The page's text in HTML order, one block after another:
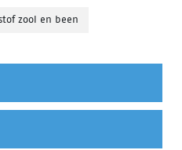
zool en been